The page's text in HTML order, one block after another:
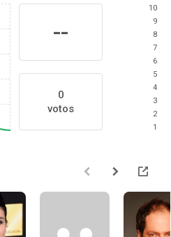
--
0
votos
10
9
8
7
6
5
4
3
2
1